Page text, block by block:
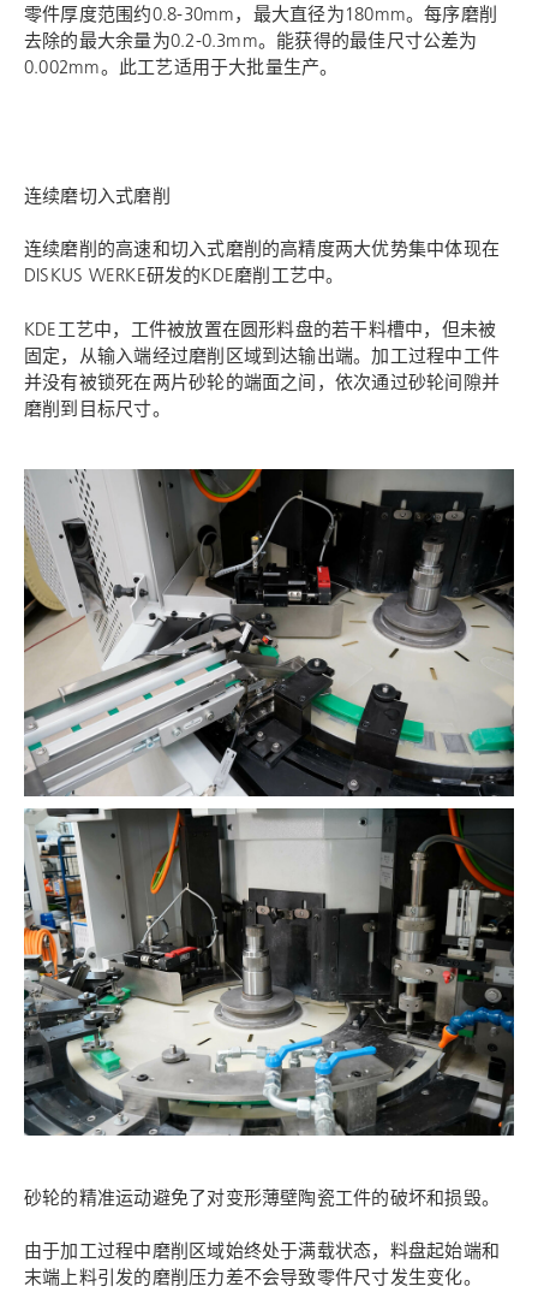
零件厚度范围约0.8-30mm，最大直径为180mm。每序磨削
去除的最大余量为0.2-0.3mm。能获得的最佳尺寸公差为
0.002mm。此工艺适用于大批量生产。
连续磨切入式磨削
连续磨削的高速和切入式磨削的高精度两大优势集中体现在
DISKUS WERKE研发的KDE磨削工艺中。
KDE工艺中，工件被放置在圆形料盘的若干料槽中，但未被
固定，从输入端经过磨削区域到达输出端。加工过程中工件
并没有被锁死在两片砂轮的端面之间，依次通过砂轮间隙并
磨削到目标尺寸。
砂轮的精准运动避免了对变形薄壁陶瓷工件的破坏和损毁。
由于加工过程中磨削区域始终处于满载状态，料盘起始端和
末端上料引发的磨削压力差不会导致零件尺寸发生变化。